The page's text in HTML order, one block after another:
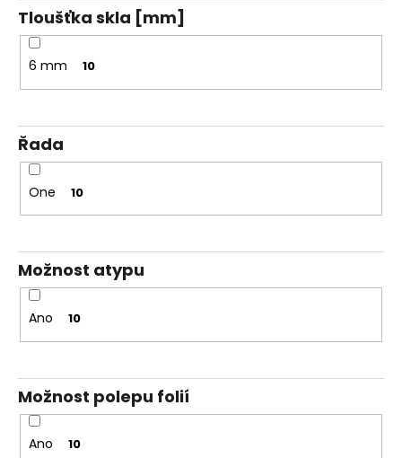
Tloušťka skla [mm]
6 mm 10
Řada
One 10
Možnost atypu
Ano 10
Možnost polepu folií
Ano 10